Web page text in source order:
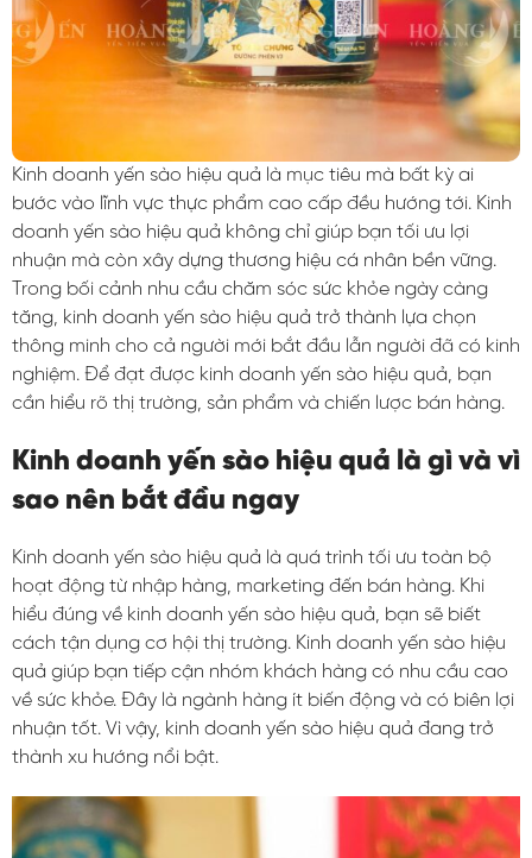
Kinh doanh yến sào hiệu quả là mục tiêu mà bất kỳ ai
bước vào lĩnh vực thực phẩm cao cấp đều hướng tới. Kinh
doanh yến sào hiệu quả không chỉ giúp bạn tối ưu lợi
nhuận mà còn xây dựng thương hiệu cá nhân bền vững.
Trong bối cảnh nhu cầu chăm sóc sức khỏe ngày càng
tăng, kinh doanh yến sào hiệu quả trở thành lựa chọn
thông minh cho cả người mới bắt đầu lẫn người đã có kinh
nghiệm. Để đạt được kinh doanh yến sào hiệu quả, bạn
cần hiểu rõ thị trường, sản phẩm và chiến lược bán hàng.
Kinh doanh yến sào hiệu quả là gì và vì
sao nên bắt đầu ngay
Kinh doanh yến sào hiệu quả là quá trình tối ưu toàn bộ
hoạt động từ nhập hàng, marketing đến bán hàng. Khi
hiểu đúng về kinh doanh yến sào hiệu quả, bạn sẽ biết
cách tận dụng cơ hội thị trường. Kinh doanh yến sào hiệu
quả giúp bạn tiếp cận nhóm khách hàng có nhu cầu cao
về sức khỏe. Đây là ngành hàng ít biến động và có biên lợi
nhuận tốt. Vì vậy, kinh doanh yến sào hiệu quả đang trở
thành xu hướng nổi bật.